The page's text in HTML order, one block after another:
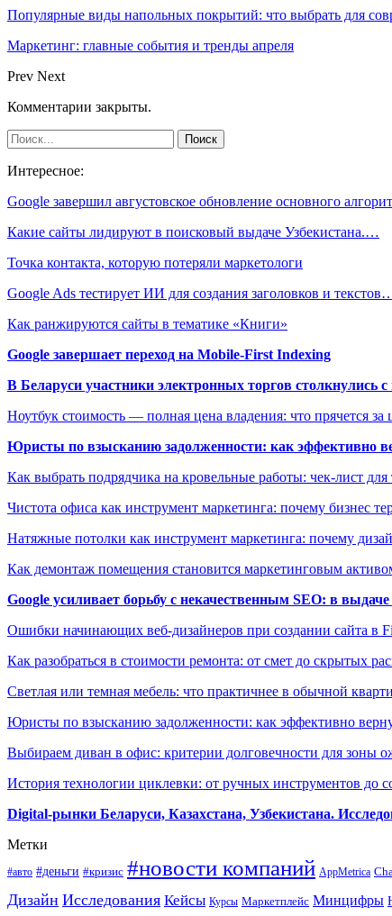
Популярные виды напольных покрытий: что выбрать для
Маркетинг: главные события и тренды апреля
Prev Next
Комментарии закрыты.
Интересное:
Google завершил августовское обновление основного
Какие сайты лидируют в поисковый выдаче Узбекистана.…
Точка контакта, которую потеряли маркетологи
Google Ads тестирует ИИ для создания заголовков и
Как ранжируются сайты в тематике «Книги»
Google завершает переход на Mobile-First Indexing
В Беларуси участники электронных торгов столкнулись
Ноутбук стоимость — полная цена владения: что прячется за
Юристы по взысканию задолженности: как эффективно
Как выбрать подрядчика на кровельные работы: чек-лист для
Чистота офиса как инструмент маркетинга: почему бизнес
Натяжные потолки как инструмент маркетинга: почему
Как демонтаж помещения становится маркетинговым
Google усиливает борьбу с некачественным SEO: в
Ошибки начинающих веб-дизайнеров при создании сайта в
Как разобраться в стоимости ремонта: от смет до скрытых
Светлая или темная мебель: что практичнее в обычной
Юристы по взысканию задолженности: как эффективно
Выбираем диван в офис: критерии долговечности для зоны
История технологии циклевки: от ручных инструментов до
Digital-рынки Беларуси, Казахстана, Узбекистана.
Метки
#авто #деньги #кризис #новости компаний AppMetrica
Дизайн Исследования Кейсы Курсы Маркетплейс Минцифры